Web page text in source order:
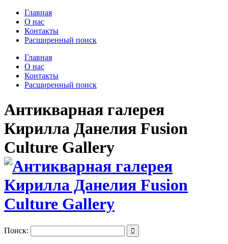
Главная
О нас
Контакты
Расширенный поиск
Главная
О нас
Контакты
Расширенный поиск
Антикварная галерея
Кирилла Данелия Fusion
Culture Gallery
Поиск: 